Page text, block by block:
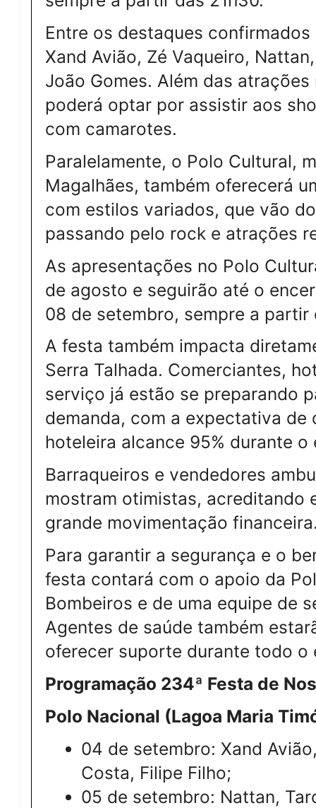
Entre os destaques
Xand Avião, Zé Vaqueiro,
João Gomes. Além das
poderá optar por assistir aos
com camarotes.
Paralelamente, o Polo Cultural,
Magalhães, também oferecerá
com estilos variados, que vão
passando pelo rock e atrações
As apresentações no Polo
de agosto e seguirão até o
08 de setembro, sempre a partir
A festa também impacta
Serra Talhada. Comerciantes,
serviço já estão se preparando
demanda, com a expectativa de
hoteleira alcance 95% durante o
Barraqueiros e vendedores
mostram otimistas, acreditando
grande movimentação
Para garantir a segurança e o
festa contará com o apoio da
Bombeiros e de uma equipe de
Agentes de saúde também
oferecer suporte durante todo o
Programação 234ª Festa de
Polo Nacional (Lagoa Maria
04 de setembro: Xand
Costa, Filipe Filho;
05 de setembro: Nattan,